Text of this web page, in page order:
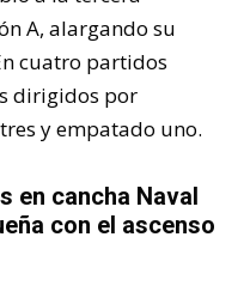
A, alargando su
cuatro partidos
dirigidos por
y empatado uno.
en cancha Naval
con el ascenso